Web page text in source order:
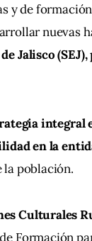
y de
nuevas
Jalisco
integral
en la
la población.
Culturales
Formación